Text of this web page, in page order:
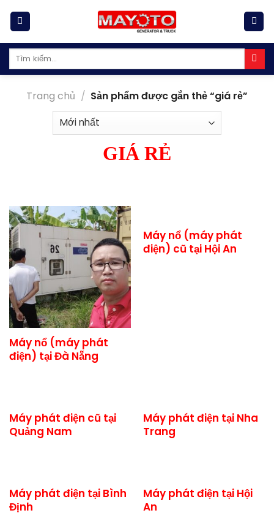
Tìm
kiếm:
Trang chủ / Sản phẩm được gắn thẻ “giá rẻ”
GIÁ RẺ
Máy nổ (máy phát
điện) tại Đà Nẵng
Máy nổ (máy phát
điện) cũ tại Hội An
Máy phát điện cũ tại
Quảng Nam
Máy phát điện tại Nha
Trang
Máy phát điện tại Bình
Định
Máy phát điện tại Hội
An